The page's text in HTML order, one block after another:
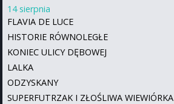
14 sierpnia
FLAVIA DE LUCE
HISTORIE RÓWNOLEGŁE
KONIEC ULICY DĘBOWEJ
LALKA
ODZYSKANY
SUPERFUTRZAK I ZŁOŚLIWA WIEWIÓRKA